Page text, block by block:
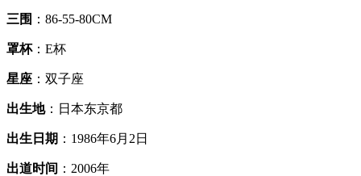
三围 ：86-55-80CM
罩杯：E杯
星座 ：双子座
出生地：日本东京都
出生日期 ：1986年6月2日
出道时间 ：2006年